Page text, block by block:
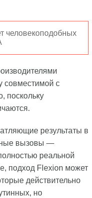
человекоподобных
совместимой с
поскольку
результаты в
вызовы —
реальной
подход Flexion может
действительно
но